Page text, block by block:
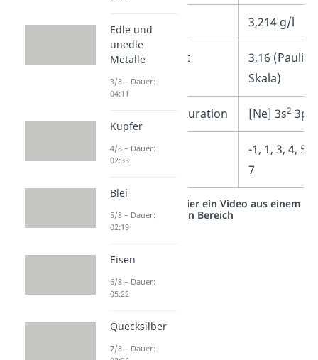
Dichte 3,214 g/l
Elektronegativität
3,16
Skala)
Elektronenkonfiguration [Ne] 3s2 3p
Oxidationszahlen
-1, 1, 3, 4, 5,
7
Studyflix vernetzt: Hier ein Video aus einem
anderen Bereich
Edle und
unedle
Metalle
3/8 – Dauer:
04:11
Kupfer
4/8 – Dauer:
02:33
Blei
5/8 – Dauer:
02:19
Eisen
6/8 – Dauer:
05:22
Quecksilber
7/8 – Dauer: